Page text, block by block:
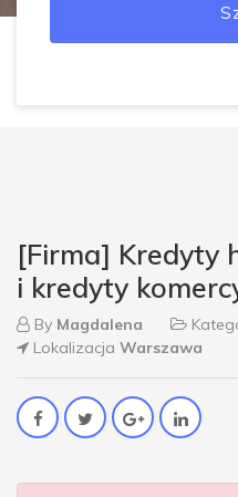
[Firma] Kredyty
i kredyty
By Magdalena
Lokalizacja Warszawa